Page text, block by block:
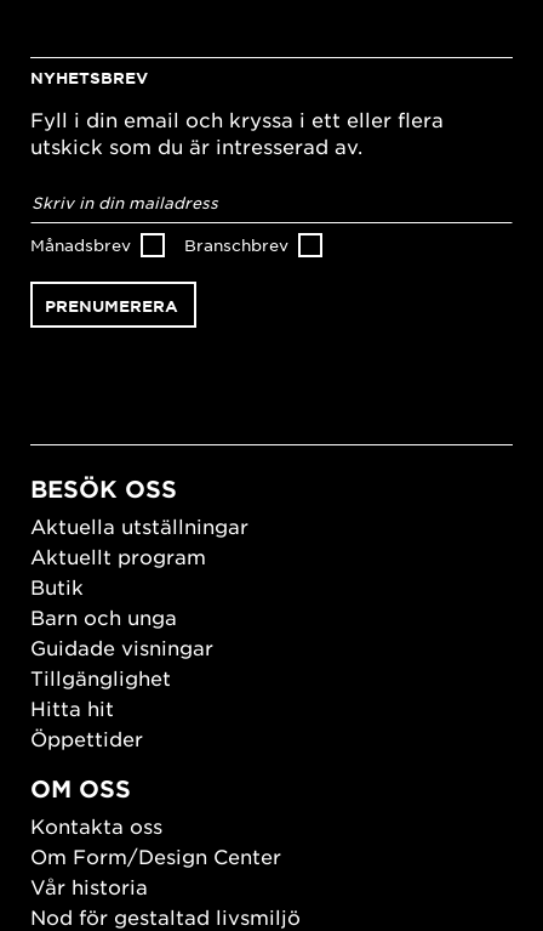
NYHETSBREV
Fyll i din email och kryssa i ett eller flera
utskick som du är intresserad av.
postadress*
Månadsbrev Branschbrev
BESÖK OSS
Aktuella utställningar
Aktuellt program
Butik
Barn och unga
Guidade visningar
Tillgänglighet
Hitta hit
Öppettider
OM OSS
Kontakta oss
Om Form/Design Center
Vår historia
Nod för gestaltad livsmiljö